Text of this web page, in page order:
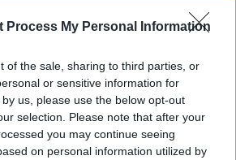
Process My Personal Information
of the sale, sharing to third parties, or
or sensitive information for
us, please use the below opt-out
selection. Please note that after your
you may continue seeing
on personal information utilized by
elsősorban azok a ciklikus,
járnak rosszul,
és a szolgáltatások
most jelentős bevételektől
hathat viszont azokra a